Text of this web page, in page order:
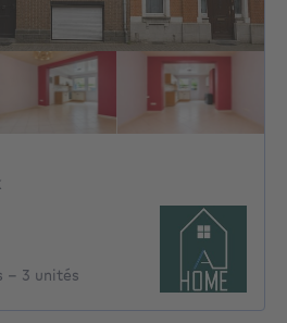
- 3 unités